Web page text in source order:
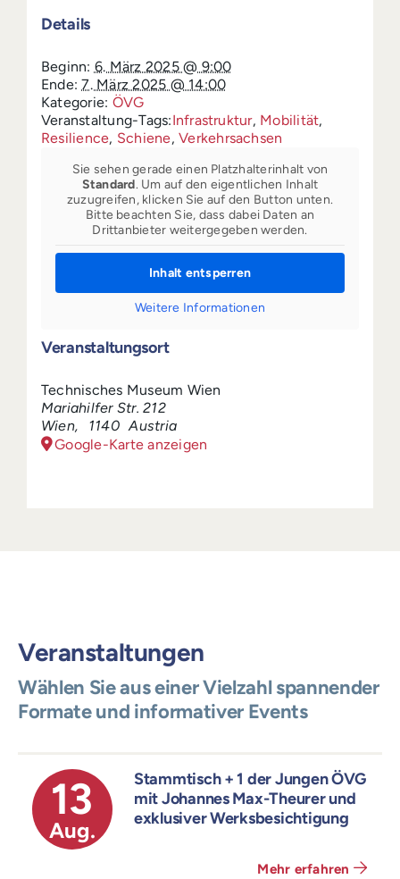
Details
Beginn: 6. März 2025 @ 9:00
Ende: 7. März 2025 @ 14:00
Kategorie: ÖVG
Veranstaltung-Tags:Infrastruktur, Mobilität,
Resilience, Schiene,Verkehrsachsen
Veranstaltungsort
Technisches Museum Wien
Mariahilfer Str. 212
Wien, 1140 Austria
Google-Karte anzeigen
Sie sehen gerade einen Platzhalterinhalt von
Standard. Um auf den eigentlichen Inhalt
zuzugreifen, klicken Sie auf den Button unten.
Bitte beachten Sie, dass dabei Daten an
Drittanbieter weitergegeben werden.
Inhalt entsperren
Weitere Informationen
Veranstaltungen
Wählen Sie aus einer Vielzahl spannender
Formate und informativer Events
13
Aug.
Stammtisch + 1 der Jungen ÖVG
mit Johannes Max-Theurer und
exklusiver Werksbesichtigung
Mehr erfahren